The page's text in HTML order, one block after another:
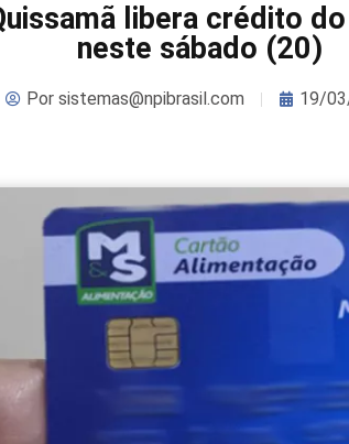
libera crédito
neste sábado (20)
Porsistemas@npibrasil.com 19/